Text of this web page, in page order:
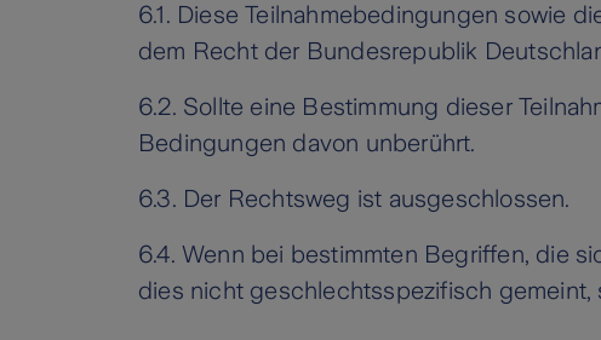
6.1. Diese Teilnahmebedingungen sowie
dem Recht der Bundesrepublik
6.2. Sollte eine Bestimmung dieser
Bedingungen davon unberührt.
6.3. Der Rechtsweg ist ausgeschlossen.
6.4. Wenn bei bestimmten Begriffen, die
dies nicht geschlechtsspezifisch